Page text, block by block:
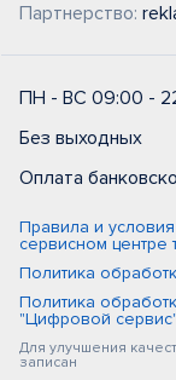
Партнерство:
ПН - ВС 09:00 -
Без выходных
Оплата
Правила и
сервисном
Политика
Политика
"Цифровой сервис"
Для улучшения
записан